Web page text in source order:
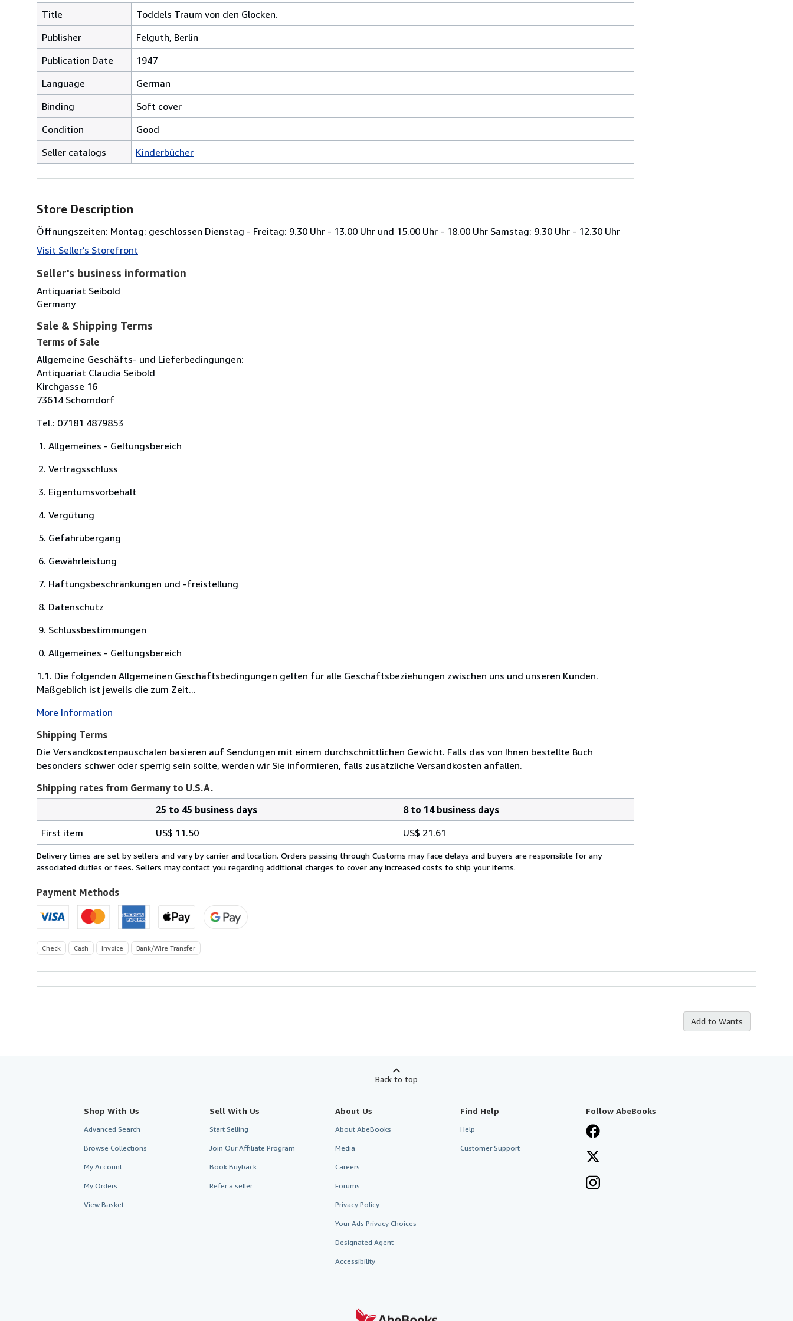
Title
Toddels Traum von den Glocken.
Publisher
Felguth, Berlin
Publication Date
1947
Language
German
Binding
Soft cover
Condition
Good
Seller catalogs
Kinderbücher
Store Description
Öffnungszeiten: Montag: geschlossen Dienstag - Freitag: 9.30 Uhr - 13.00 Uhr und 15.00 Uhr - 18.00 Uhr Samstag: 9.30 Uhr - 12.30 Uhr
Visit Seller's Storefront
Seller's business information
Antiquariat Seibold
Germany
Sale & Shipping Terms
Terms of Sale
Allgemeine Geschäfts- und Lieferbedingungen:
Antiquariat Claudia Seibold
Kirchgasse 16
73614 Schorndorf
Tel.: 07181 4879853
Allgemeines - Geltungsbereich
Vertragsschluss
Eigentumsvorbehalt
Vergütung
Gefahrübergang
Gewährleistung
Haftungsbeschränkungen und -freistellung
Datenschutz
Schlussbestimmungen
Allgemeines - Geltungsbereich
1.1. Die folgenden Allgemeinen Geschäftsbedingungen gelten für alle Geschäftsbeziehungen zwischen uns und unseren Kunden.
Maßgeblich ist jeweils die zum Zeit...
More Information
Shipping Terms
Die Versandkostenpauschalen basieren auf Sendungen mit einem durchschnittlichen Gewicht. Falls das von Ihnen bestellte Buch
besonders schwer oder sperrig sein sollte, werden wir Sie informieren, falls zusätzliche Versandkosten anfallen.
Shipping rates from Germany to U.S.A.
rates
from
Germany
U.S.A.
25 to 45 business days
8 to 14 business days
First item
US$ 11.50 US$ 21.61
Delivery times are set by sellers and vary by carrier and location. Orders passing through Customs may face delays and buyers are responsible for any
associated duties or fees. Sellers may contact you regarding additional charges to cover any increased costs to ship your items.
Payment Methods
Check Cash Invoice Bank/Wire Transfer
Add to Wants
Back to top
Shop With Us
Advanced Search
Browse Collections
My Account
My Orders
View Basket
Sell With Us
Start Selling
Join Our Affiliate Program
Book Buyback
Refer a seller
About Us
About AbeBooks
Media
Careers
Forums
Privacy Policy
Your Ads Privacy Choices
Designated Agent
Accessibility
Find Help
Help
Customer Support
Follow AbeBooks